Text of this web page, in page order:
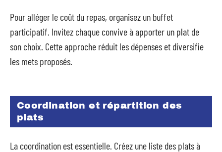
Pour alléger le coût du repas, organisez un buffet
participatif. Invitez chaque convive à apporter un plat de
son choix. Cette approche réduit les dépenses et diversifie
les mets proposés.
Coordination et répartition des
plats
La coordination est essentielle. Créez une liste des plats à